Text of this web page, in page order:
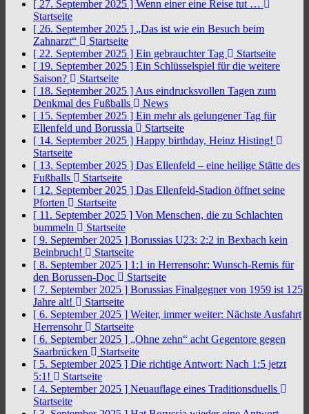
[ 27. September 2025 ] Wenn einer eine Reise tut …
Startseite
[ 26. September 2025 ] „Das ist wie ein Besuch beim
Zahnarzt“
Startseite
[ 22. September 2025 ] Ein gebrauchter Tag
Startseite
[ 19. September 2025 ] Ein Schlüsselspiel für die weitere
Saison?
Startseite
[ 18. September 2025 ] Aus eindrucksvollen Tagen zum
Denkmal des Fußballs
News
[ 15. September 2025 ] Ein mehr als gelungener Tag für
Ellenfeld und Borussia
Startseite
[ 14. September 2025 ] Happy birthday, Heinz Histing!
Startseite
[ 13. September 2025 ] Das Ellenfeld – eine heilige Stätte des
Fußballs
Startseite
[ 12. September 2025 ] Das Ellenfeld-Stadion öffnet seine
Pforten
Startseite
[ 11. September 2025 ] Von Menschen, die zu Schlachten
bummeln
Startseite
[ 9. September 2025 ] Borussias U23: 2:2 in Bexbach kein
Beinbruch!
Startseite
[ 8. September 2025 ] 1:1 in Herrensohr: Wunsch-Remis für
den Borussen-Doc
Startseite
[ 7. September 2025 ] Borussias Finalgegner von 1959 ist 125
Jahre alt!
Startseite
[ 6. September 2025 ] Weiter, immer weiter: Nächste Ausfahrt
Herrensohr
Startseite
[ 6. September 2025 ] „Ohne zehn“ acht Gegentore gegen
Saarbrücken
Startseite
[ 5. September 2025 ] Die richtige Antwort: Nach 1:5 jetzt
5:1!
Startseite
[ 4. September 2025 ] Neuauflage eines Traditionsduells
Startseite